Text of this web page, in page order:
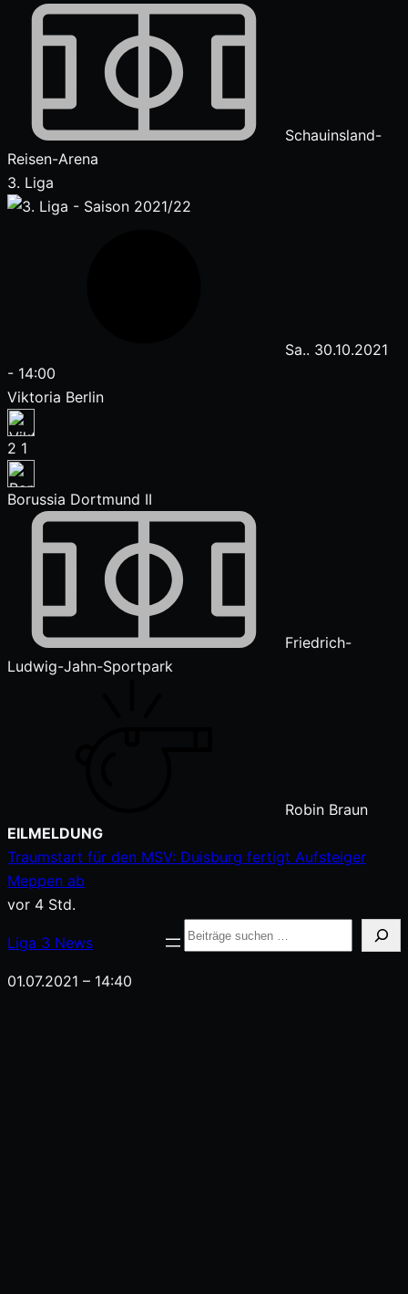
Schauinsland-
Reisen-Arena
3. Liga
Sa.. 30.10.2021
- 14:00
Viktoria Berlin
2 1
Borussia Dortmund II
Friedrich-
Ludwig-Jahn-Sportpark
Robin Braun
Zum
Inhalt
springen
EILMELDUNG
Traumstart für den MSV: Duisburg fertigt Aufsteiger
Meppen ab
vor 4 Std.
Liga 3 News
Suche
01.07.2021 – 14:40